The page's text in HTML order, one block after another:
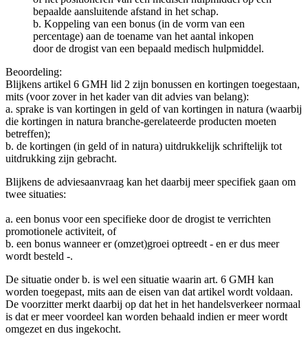
bepaalde aansluitende afstand in het schap.
b. Koppeling van een bonus (in de vorm van een
percentage) aan de toename van het aantal inkopen
door de drogist van een bepaald medisch hulpmiddel.
Beoordeling:
Blijkens artikel 6 GMH lid 2 zijn bonussen en kortingen toegestaan,
mits (voor zover in het kader van dit advies van belang):
a. sprake is van kortingen in geld of van kortingen in natura (waarbij
die kortingen in natura branche-gerelateerde producten moeten
betreffen);
b. de kortingen (in geld of in natura) uitdrukkelijk schriftelijk tot
uitdrukking zijn gebracht.
Blijkens de adviesaanvraag kan het daarbij meer specifiek gaan om
twee situaties:
a. een bonus voor een specifieke door de drogist te verrichten
promotionele activiteit, of
b. een bonus wanneer er (omzet)groei optreedt - en er dus meer
wordt besteld -.
De situatie onder b. is wel een situatie waarin art. 6 GMH kan
worden toegepast, mits aan de eisen van dat artikel wordt voldaan.
De voorzitter merkt daarbij op dat het in het handelsverkeer normaal
is dat er meer voordeel kan worden behaald indien er meer wordt
omgezet en dus ingekocht.